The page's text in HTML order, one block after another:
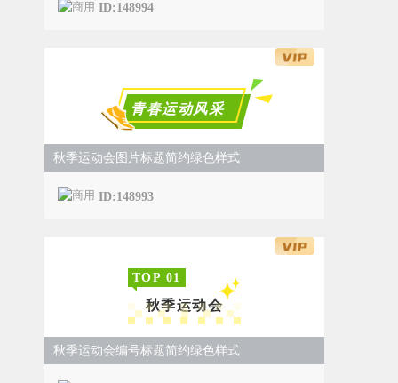
ID:148994
青春运动风采
秋季运动会图片标题简约绿色样式
ID:148993
TOP 01
秋季运动会
秋季运动会编号标题简约绿色样式